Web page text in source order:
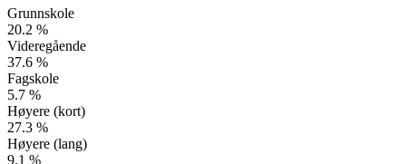
Grunnskole
20.2 %
Videregående
37.6 %
Fagskole
5.7 %
Høyere (kort)
27.3 %
Høyere (lang)
9.1 %